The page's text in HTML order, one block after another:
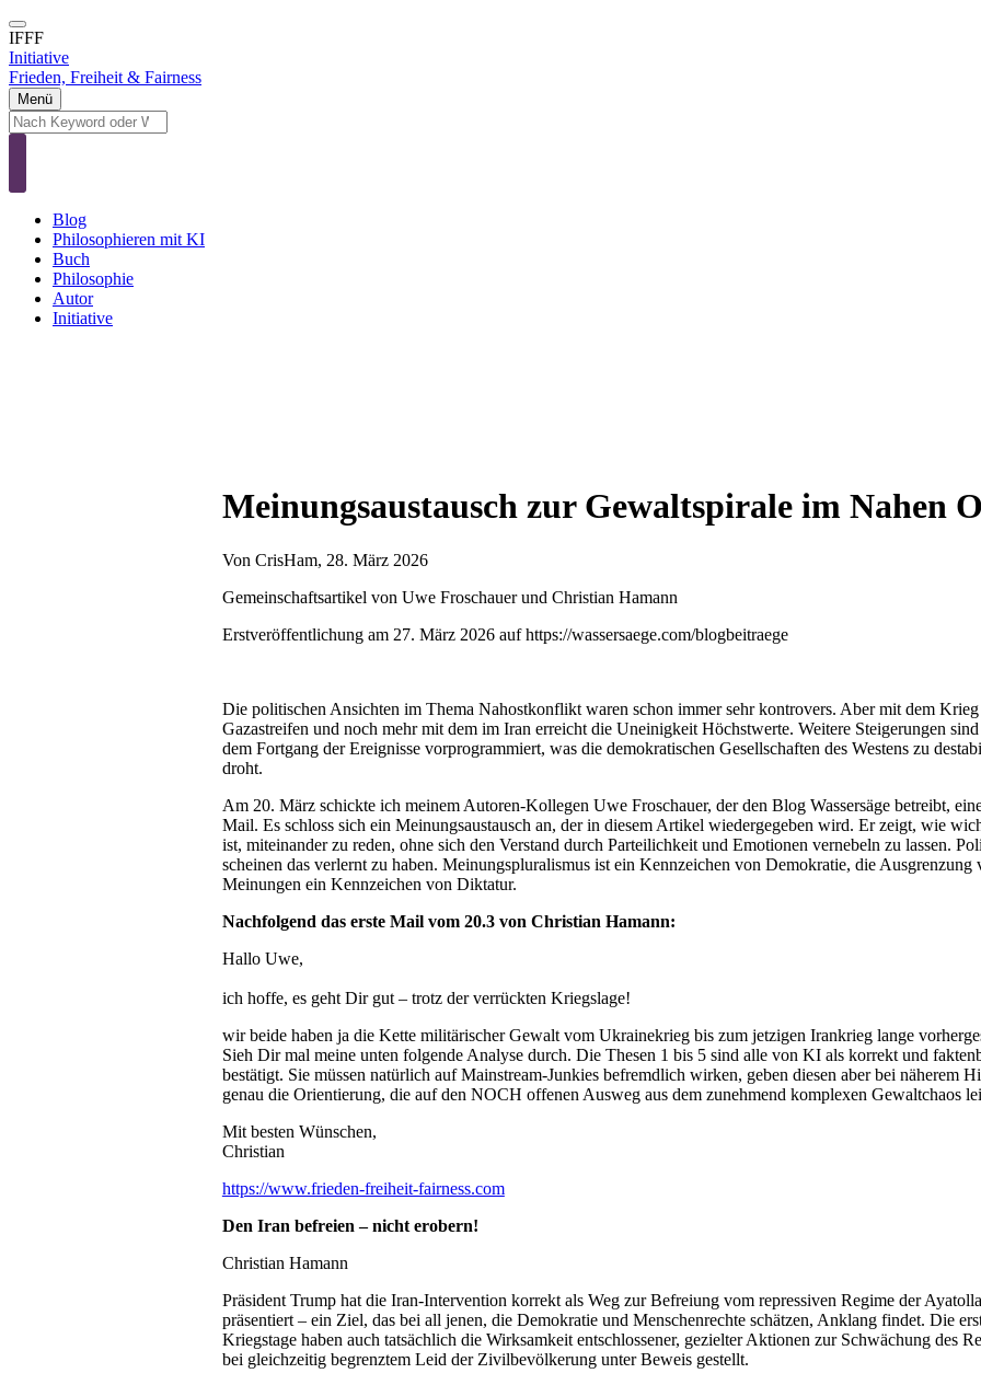
Direkt
zum
Inhalt
IFFF
Initiative
Frieden, Freiheit & Fairness
Menü
Suche
navigation
Blog
Philosophieren mit KI
Buch
Philosophie
Autor
Initiative
Meinungsaustausch zur Gewaltspirale im Nahen
Von CrisHam, 28. März 2026
Gemeinschaftsartikel von Uwe Froschauer und Christian Hamann
Erstveröffentlichung am 27. März 2026 auf https://wassersaege.com/blogbeitraege
Die politischen Ansichten im Thema Nahostkonflikt waren schon immer sehr kontrovers. Aber mit dem
Gazastreifen und noch mehr mit dem im Iran erreicht die Uneinigkeit Höchstwerte. Weitere Steigerungen
dem Fortgang der Ereignisse vorprogrammiert, was die demokratischen Gesellschaften des Westens zu
droht.
Am 20. März schickte ich meinem Autoren-Kollegen Uwe Froschauer, der den Blog Wassersäge betreibt,
Mail. Es schloss sich ein Meinungsaustausch an, der in diesem Artikel wiedergegeben wird. Er zeigt, wie
ist, miteinander zu reden, ohne sich den Verstand durch Parteilichkeit und Emotionen vernebeln zu lassen.
scheinen das verlernt zu haben. Meinungspluralismus ist ein Kennzeichen von Demokratie, die Ausgrenzung
Meinungen ein Kennzeichen von Diktatur.
Nachfolgend das erste Mail vom 20.3 von Christian Hamann:
Hallo Uwe,
ich hoffe, es geht Dir gut – trotz der verrückten Kriegslage!
wir beide haben ja die Kette militärischer Gewalt vom Ukrainekrieg bis zum jetzigen Irankrieg lange
Sieh Dir mal meine unten folgende Analyse durch. Die Thesen 1 bis 5 sind alle von KI als korrekt und
bestätigt. Sie müssen natürlich auf Mainstream-Junkies befremdlich wirken, geben diesen aber bei näherem
genau die Orientierung, die auf den NOCH offenen Ausweg aus dem zunehmend komplexen Gewaltchaos
Mit besten Wünschen,
Christian
https://www.frieden-freiheit-fairness.com
Den Iran befreien – nicht erobern!
Christian Hamann
Präsident Trump hat die Iran-Intervention korrekt als Weg zur Befreiung vom repressiven Regime der
präsentiert – ein Ziel, das bei all jenen, die Demokratie und Menschenrechte schätzen, Anklang findet. Die
Kriegstage haben auch tatsächlich die Wirksamkeit entschlossener, gezielter Aktionen zur Schwächung des
bei gleichzeitig begrenztem Leid der Zivilbevölkerung unter Beweis gestellt.